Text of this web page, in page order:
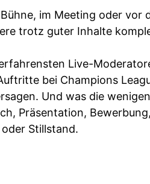
im Meeting oder
trotz guter Inhalte
Live-
bei Champions
Und was die
Präsentation,
Stillstand.